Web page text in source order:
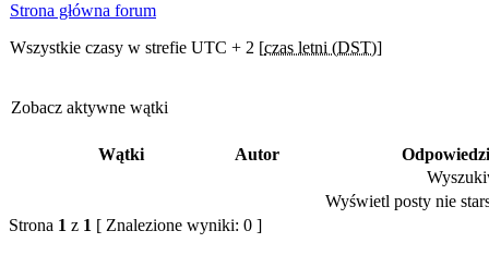
Strona główna forum
Wszystkie czasy w strefie UTC + 2 [czas letni (DST)]
Zobacz aktywne wątki
Wątki Autor
Wyświetl posty nie
Strona 1 z 1 [ Znalezione wyniki: 0 ]